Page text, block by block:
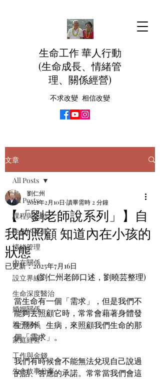
生命工作 華人行動
(生命成長、情緒管
理、關係經營)
不求改變 相信改變
文章
All Posts
課程與活動
生命的本質
情緒管理
內在關係
設立界線
生命深度醫治
婚姻關係
親子關係
家庭經營
工作與金錢
生命故事分享
All Posts
【「劉老師說系列」】自
我的照顧 知道內在小孩的
狀態
劉仁州
2021年2月10日 讀畢需時 2 分鐘
已更新：2025年7月16日
(劉仁州老師口述，劉曉芸整理)
當生命有一個「需求」，但是我們不
能夠去照顧它時，常常會藉著身體發
生意外、生病，來照顧我們生命的那
個「需求」。
我們有時候會不能無法兌現自己說過
的話、答應的承諾。常常當我們會這